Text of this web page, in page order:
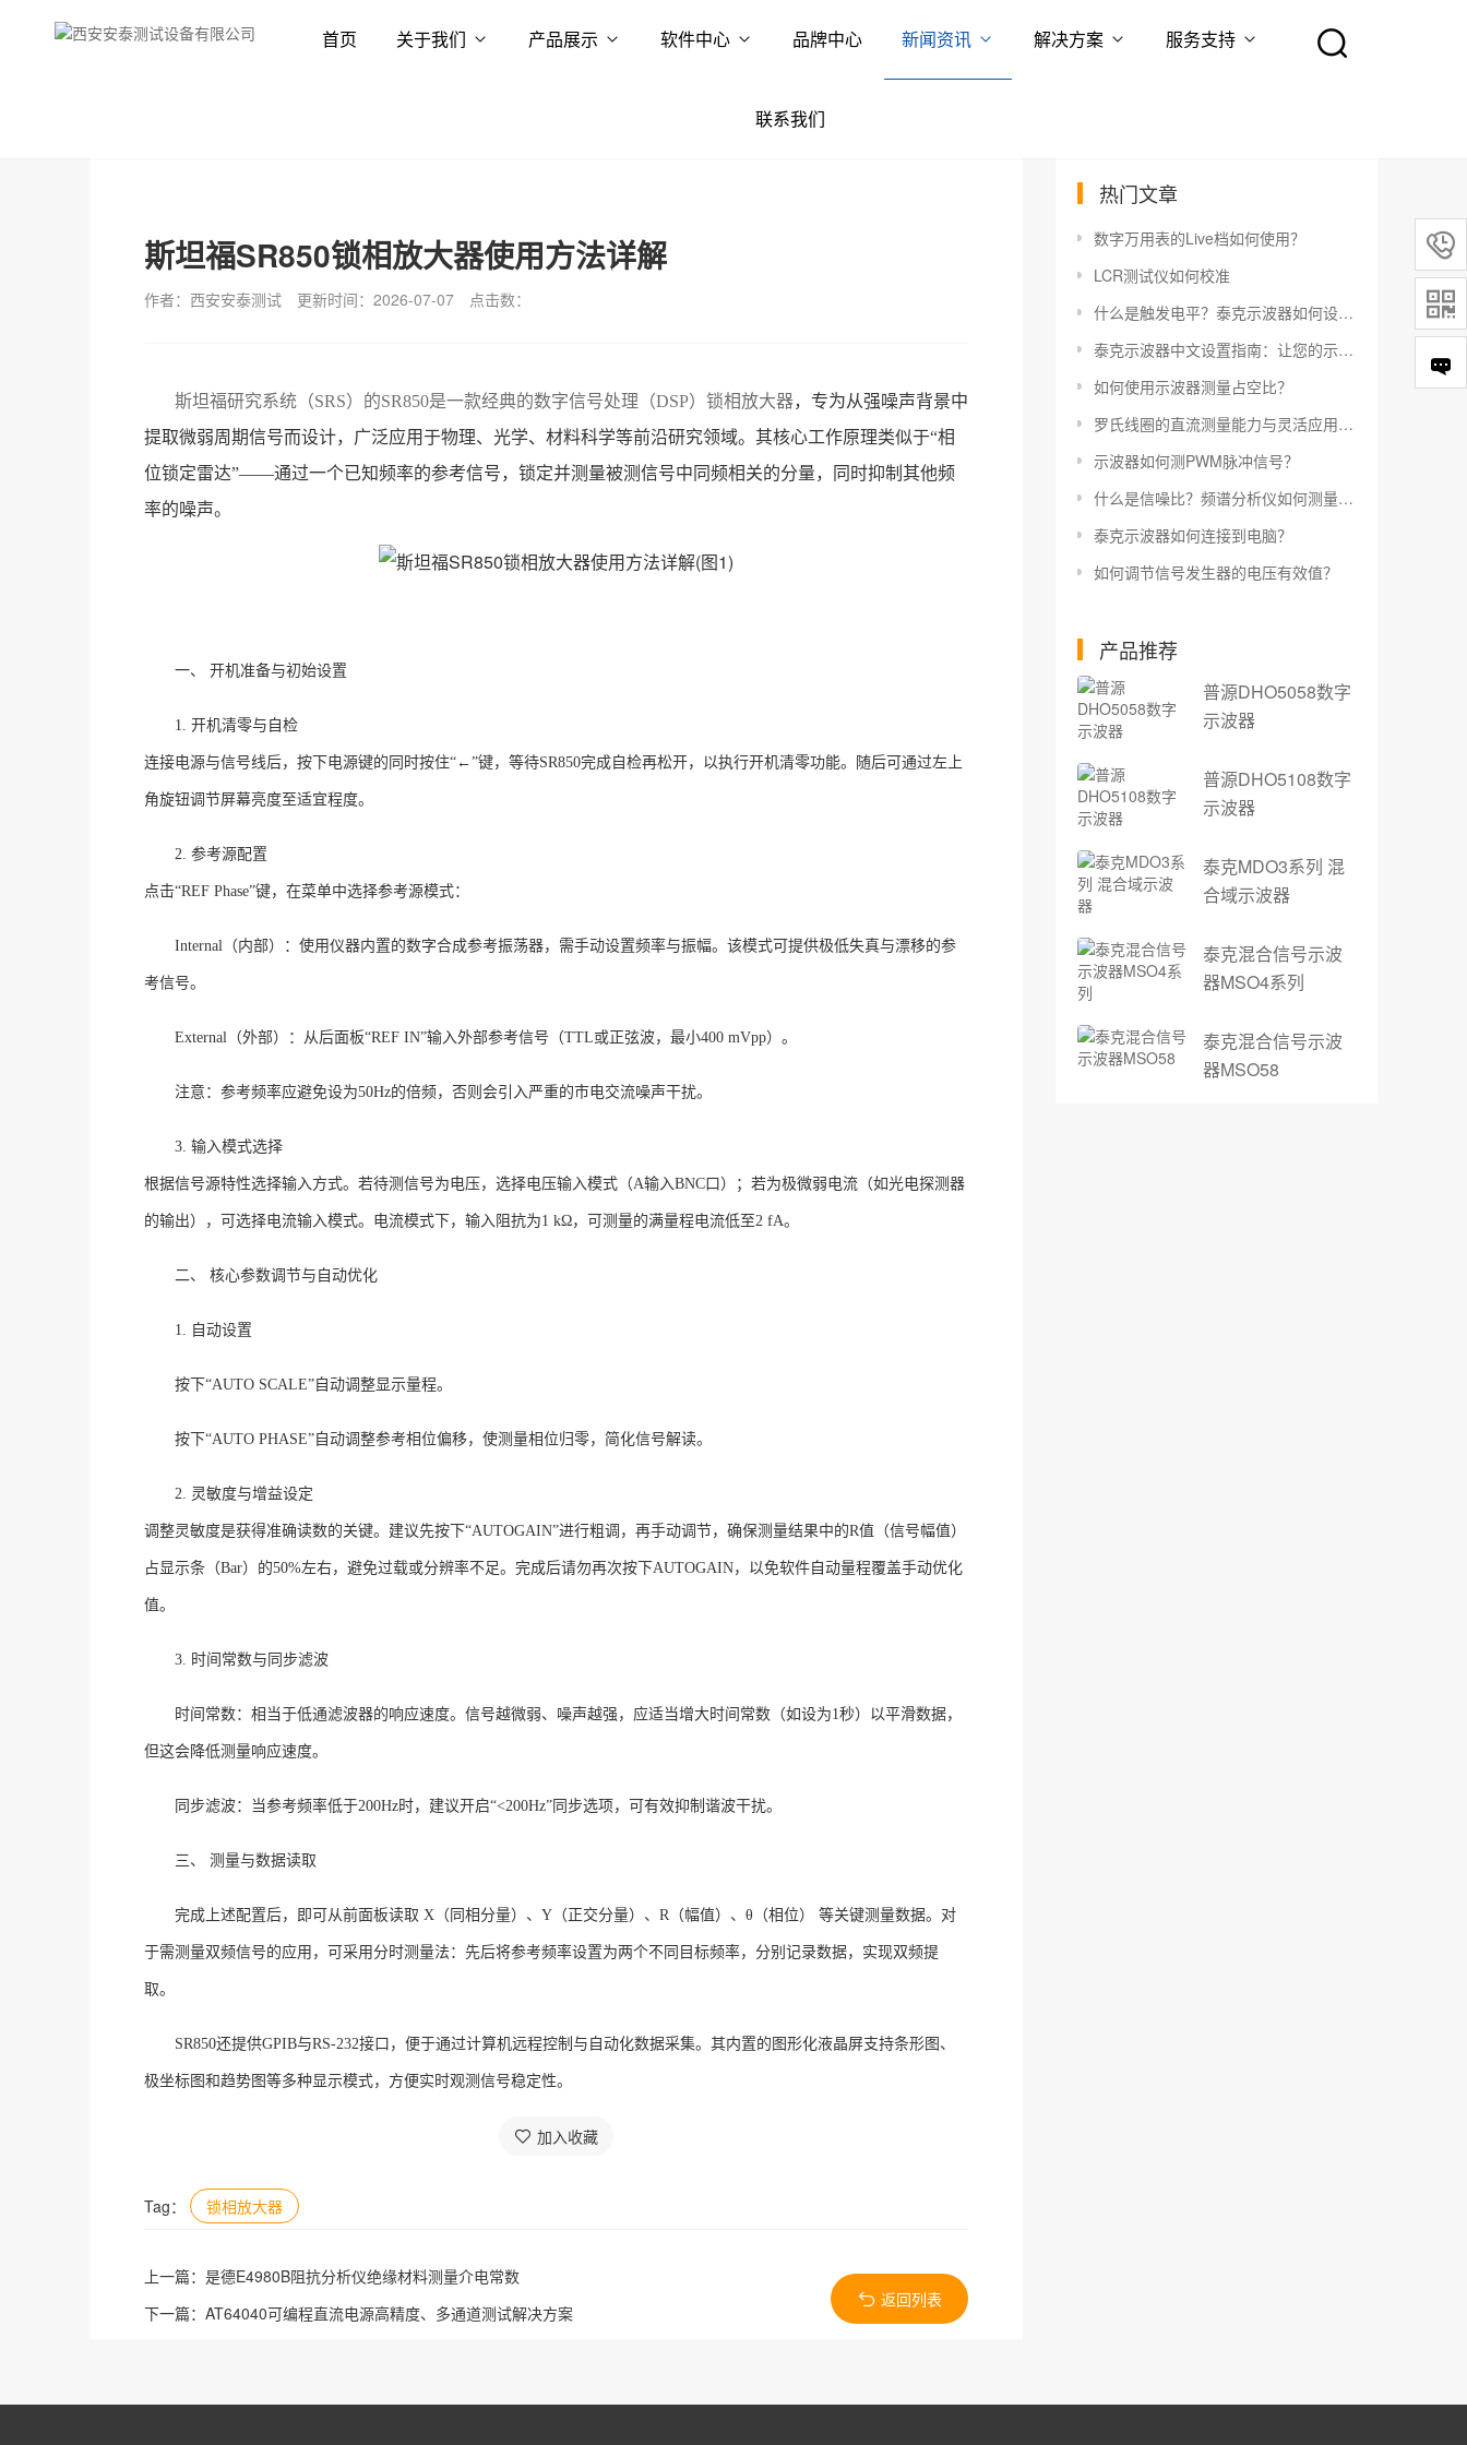
首页 关于我们 产品展示 软件中心 品牌中心 新闻资讯 解决方案 服务支持
联系我们
斯坦福SR850锁相放大器使用方法详解
作者：西安安泰测试 更新时间：2026-07-07 点击数：
斯坦福研究系统（SRS）的SR850是一款经典的数字信号处理（DSP）锁相放大器，专为从强噪声背景中
提取微弱周期信号而设计，广泛应用于物理、光学、材料科学等前沿研究领域。其核心工作原理类似于“相
位锁定雷达”——通过一个已知频率的参考信号，锁定并测量被测信号中同频相关的分量，同时抑制其他频
率的噪声。
一、 开机准备与初始设置
1. 开机清零与自检
连接电源与信号线后，按下电源键的同时按住“←”键，等待SR850完成自检再松开，以执行开机清零功能。随后可通过左上
角旋钮调节屏幕亮度至适宜程度。
2. 参考源配置
点击“REF Phase”键，在菜单中选择参考源模式：
Internal（内部）：使用仪器内置的数字合成参考振荡器，需手动设置频率与振幅。该模式可提供极低失真与漂移的参
考信号。
External（外部）：从后面板“REF IN”输入外部参考信号（TTL或正弦波，最小400 mVpp） 。
注意：参考频率应避免设为50Hz的倍频，否则会引入严重的市电交流噪声干扰。
3. 输入模式选择
根据信号源特性选择输入方式。若待测信号为电压，选择电压输入模式（A输入BNC口）；若为极微弱电流（如光电探测器
的输出），可选择电流输入模式。电流模式下，输入阻抗为1 kΩ，可测量的满量程电流低至2 fA。
二、 核心参数调节与自动优化
1. 自动设置
按下“AUTO SCALE”自动调整显示量程。
按下“AUTO PHASE”自动调整参考相位偏移，使测量相位归零，简化信号解读。
2. 灵敏度与增益设定
调整灵敏度是获得准确读数的关键。建议先按下“AUTOGAIN”进行粗调，再手动调节，确保测量结果中的R值（信号幅值）
占显示条（Bar）的50%左右，避免过载或分辨率不足。完成后请勿再次按下AUTOGAIN，以免软件自动量程覆盖手动优化
值。
3. 时间常数与同步滤波
时间常数：相当于低通滤波器的响应速度。信号越微弱、噪声越强，应适当增大时间常数（如设为1秒）以平滑数据，
但这会降低测量响应速度。
同步滤波：当参考频率低于200Hz时，建议开启“<200Hz”同步选项，可有效抑制谐波干扰。
三、 测量与数据读取
完成上述配置后，即可从前面板读取 X（同相分量）、Y（正交分量）、R（幅值）、θ（相位） 等关键测量数据。对
于需测量双频信号的应用，可采用分时测量法：先后将参考频率设置为两个不同目标频率，分别记录数据，实现双频提
取。
SR850还提供GPIB与RS-232接口，便于通过计算机远程控制与自动化数据采集。其内置的图形化液晶屏支持条形图、
极坐标图和趋势图等多种显示模式，方便实时观测信号稳定性。
加入收藏
Tag： 锁相放大器
上一篇： 是德E4980B阻抗分析仪绝缘材料测量介电常数
下一篇： AT64040可编程直流电源高精度、多通道测试解决方案
返回列表
热门文章
数字万用表的Live档如何使用？
LCR测试仪如何校准
什么是触发电平？泰克示波器如何设置触发电平？
泰克示波器中文设置指南：让您的示波器更易于使用
如何使用示波器测量占空比？
罗氏线圈的直流测量能力与灵活应用指南
示波器如何测PWM脉冲信号？
什么是信噪比？频谱分析仪如何测量信噪比？
泰克示波器如何连接到电脑？
如何调节信号发生器的电压有效值？
产品推荐
普源DHO5058数字
示波器
普源DHO5108数字
示波器
泰克MDO3系列 混
合域示波器
泰克混合信号示波
器MSO4系列
泰克混合信号示波
器MSO58

